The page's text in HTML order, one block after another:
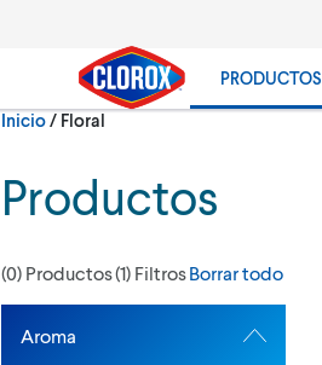
PRODUCTOS
Inicio/Actualmente:
Floral
Productos
(0) Productos(1) FiltrosBorrar todo
Aroma